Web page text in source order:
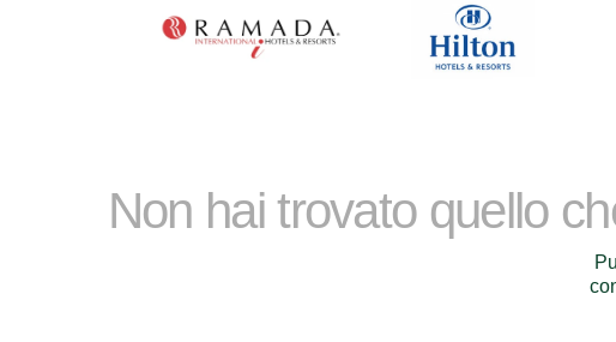
Non hai trovato quello